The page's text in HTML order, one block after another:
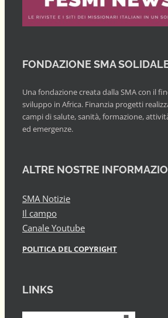
FONDAZIONE SMA
Una fondazione creata dalla SMA con il
sviluppo in Africa. Finanzia progetti
campi di salute, sanità, formazione,
ed emergenze.
ALTRE NOSTRE
SMA Notizie
Il campo
Canale Youtube
POLITICA DEL COPYRIGHT
LINKS